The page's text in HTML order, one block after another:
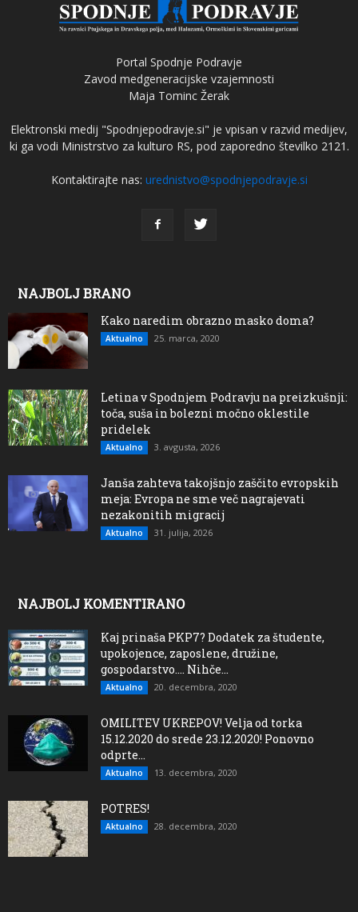
Portal Spodnje Podravje
Zavod medgeneracijske vzajemnosti
Maja Tominc Žerak
Elektronski medij "Spodnjepodravje.si" je vpisan v razvid medijev,
ki ga vodi Ministrstvo za kulturo RS, pod zaporedno številko 2121.
Kontaktirajte nas: urednistvo@spodnjepodravje.si
NAJBOLJ BRANO
Kako naredim obrazno masko doma?
Aktualno 25. marca, 2020
Letina v Spodnjem Podravju na preizkušnji:
toča, suša in bolezni močno oklestile
pridelek
Aktualno 3. avgusta, 2026
Janša zahteva takojšnjo zaščito evropskih
meja: Evropa ne sme več nagrajevati
nezakonitih migracij
Aktualno 31. julija, 2026
NAJBOLJ KOMENTIRANO
Kaj prinaša PKP7? Dodatek za študente,
upokojence, zaposlene, družine,
gospodarstvo…. Nihče...
Aktualno 20. decembra, 2020
OMILITEV UKREPOV! Velja od torka
15.12.2020 do srede 23.12.2020! Ponovno
odprte...
Aktualno 13. decembra, 2020
POTRES!
Aktualno 28. decembra, 2020